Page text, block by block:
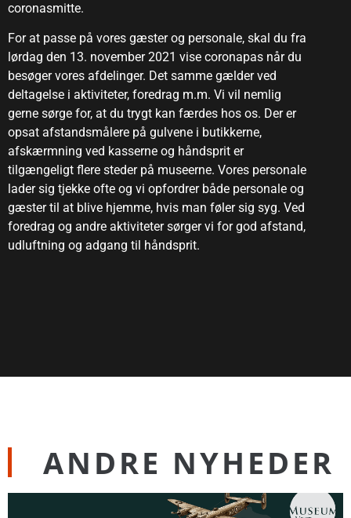
coronasmitte.
For at passe på vores gæster og personale, skal du fra
lørdag den 13. november 2021 vise coronapas når du
besøger vores afdelinger. Det samme gælder ved
deltagelse i aktiviteter, foredrag m.m. Vi vil nemlig
gerne sørge for, at du trygt kan færdes hos os. Der er
opsat afstandsmålere på gulvene i butikkerne,
afskærmning ved kasserne og håndsprit er
tilgængeligt flere steder på museerne. Vores personale
lader sig tjekke ofte og vi opfordrer både personale og
gæster til at blive hjemme, hvis man føler sig syg. Ved
foredrag og andre aktiviteter sørger vi for god afstand,
udluftning og adgang til håndsprit.
ANDRE NYHEDER